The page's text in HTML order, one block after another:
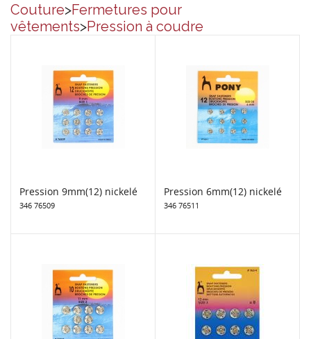
Couture>Fermetures pour
vêtements>Pression à coudre
Pression 9mm(12) nickelé
346 76509
Pression 6mm(12) nickelé
346 76511